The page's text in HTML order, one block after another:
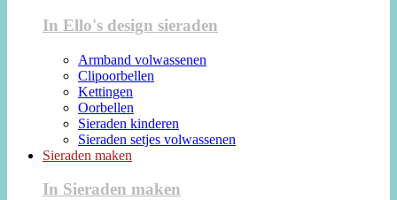
In Ello's design sieraden
Armband volwassenen
Clipoorbellen
Kettingen
Oorbellen
Sieraden kinderen
Sieraden setjes volwassenen
Sieraden maken
In Sieraden maken